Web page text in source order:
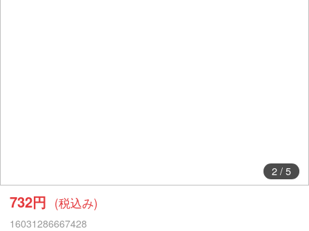
2/ 5
732円 (税込み)
16031286667428